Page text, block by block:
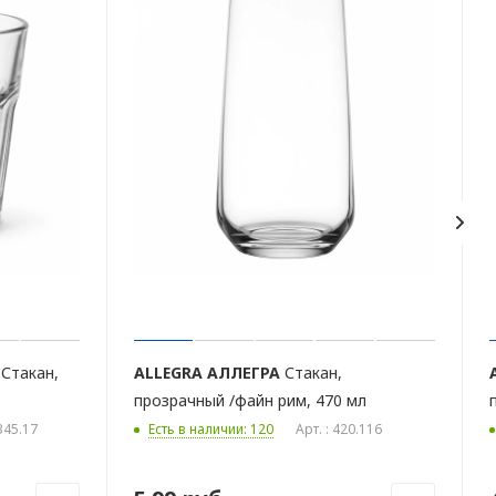
Стакан,
ALLEGRA АЛЛЕГРА Стакан,
прозрачный /файн рим, 470 мл
Есть в наличии: 120 Арт. : 420.116